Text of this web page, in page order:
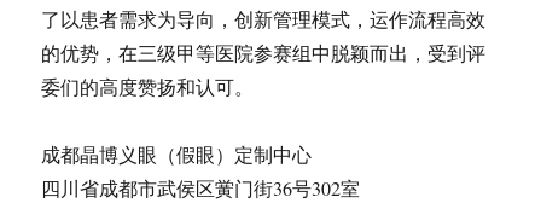
了以患者需求为导向，创新管理模式，运作流程高效
的优势，在三级甲等医院参赛组中脱颖而出，受到评
委们的高度赞扬和认可。
成都晶博义眼（假眼）定制中心
四川省成都市武侯区黉门街36号302室